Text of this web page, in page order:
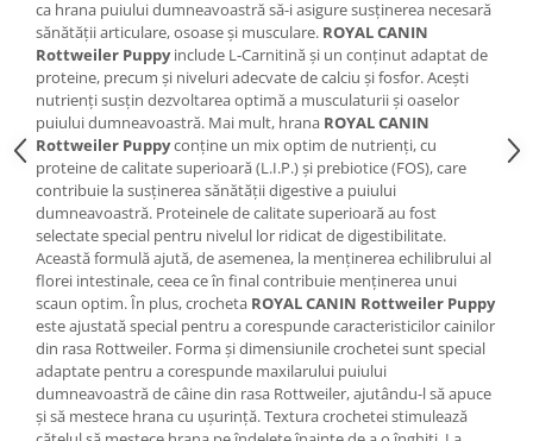
ca hrana puiului dumneavoastră să-i asigure susținerea necesară
sănătății articulare, osoase și musculare. ROYAL CANIN
Rottweiler Puppyinclude L-Carnitină și un conținut adaptat de
proteine, precum și niveluri adecvate de calciu și fosfor. Acești
nutrienți susțin dezvoltarea optimă a musculaturii și oaselor
puiului dumneavoastră. Mai mult, hrana ROYAL CANIN
Rottweiler Puppyconține un mix optim de nutrienți, cu
proteine de calitate superioară (L.I.P.) și prebiotice (FOS), care
contribuie la susținerea sănătății digestive a puiului
dumneavoastră. Proteinele de calitate superioară au fost
selectate special pentru nivelul lor ridicat de digestibilitate.
Această formulă ajută, de asemenea, la menținerea echilibrului al
florei intestinale, ceea ce în final contribuie menținerea unui
scaun optim. În plus, crocheta ROYAL CANIN Rottweiler Puppy
este ajustată special pentru a corespunde caracteristicilor cainilor
din rasa Rottweiler. Forma și dimensiunile crochetei sunt special
adaptate pentru a corespunde maxilarului puiului
dumneavoastră de câine din rasa Rottweiler, ajutându-l să apuce
și să mestece hrana cu ușurință. Textura crochetei stimulează